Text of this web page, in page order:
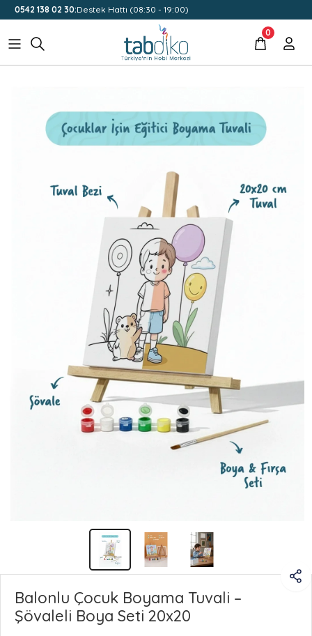
0542 138 02 30:Destek Hattı (08:30 - 19:00)
0
Balonlu Çocuk Boyama Tuvali –
Şövaleli Boya Seti 20x20